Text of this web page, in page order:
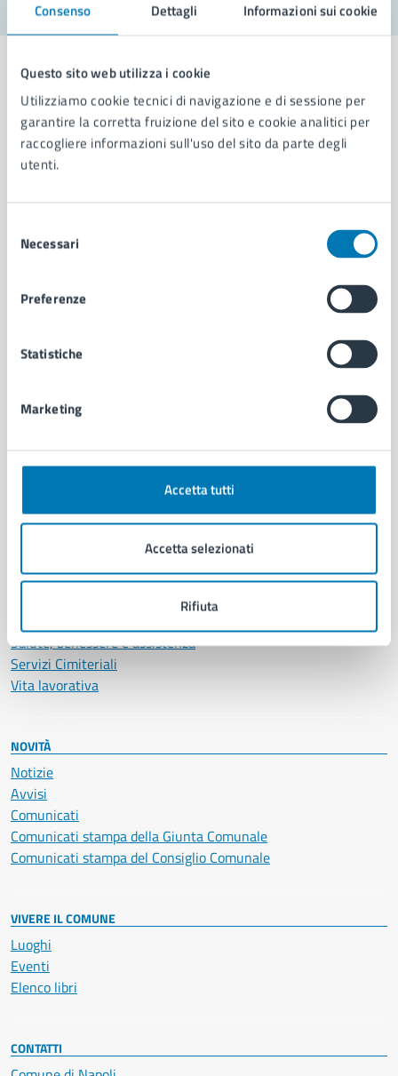
Consenso Dettagli Informazioni sui cookie
Questo sito web utilizza i cookie
Utilizziamo cookie tecnici di navigazione e di sessione per
garantire la corretta fruizione del sito e cookie analitici per
raccogliere informazioni sull'uso del sito da parte degli
utenti.
delNecessari
Preferenze
Statistiche
Marketing
Accetta tutti
Accetta selezionati
Rifiuta
Comune di Napoli
Organi di governo
Enti e fondazioni
Documenti e dati
Ambiente
Autorizzazioni
Documenti e certificati
Educazione e formazione
Giustizia e sicurezza pubblica
Salute, benessere e assistenza
Servizi Cimiteriali
Vita lavorativa
NOVITÀ
Notizie
Avvisi
Comunicati
Comunicati stampa della Giunta Comunale
Comunicati stampa del Consiglio Comunale
VIVERE IL COMUNE
Luoghi
Eventi
Elenco libri
CONTATTI